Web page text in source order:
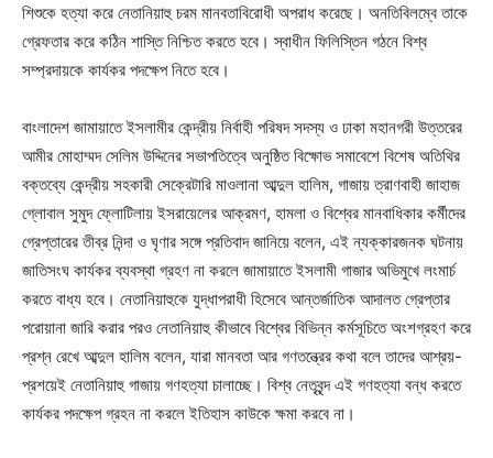
শিশুকে হত্যা করে নেতানিয়াহু চরম মানবতাবিরোধী অপরাধ করেছে। অনতিবিলম্বে তাকে
গ্রেফতার করে কঠিন শাস্তি নিশ্চিত করতে হবে। স্বাধীন ফিলিস্তিন গঠনে বিশ্ব
সম্প্রদায়কে কার্যকর পদক্ষেপ নিতে হবে।
বাংলাদেশ জামায়াতে ইসলামীর কেন্দ্রীয় নির্বাহী পরিষদ সদস্য ও ঢাকা মহানগরী উত্তরের
আমীর মোহাম্মদ সেলিম উদ্দিনের সভাপতিত্বে অনুষ্ঠিত বিক্ষোভ সমাবেশে বিশেষ অতিথির
বক্তব্যে কেন্দ্রীয় সহকারী সেক্রেটারি মাওলানা আব্দুল হালিম, গাজায় ত্রাণবাহী জাহাজ
গ্লোবাল সুমুদ ফ্লোটিলায় ইসরায়েলের আক্রমণ, হামলা ও বিশ্বের মানবাধিকার কর্মীদের
গ্রেপ্তারের তীব্র নিন্দা ও ঘৃণার সঙ্গে প্রতিবাদ জানিয়ে বলেন, এই ন্যক্কারজনক ঘটনায়
জাতিসংঘ কার্যকর ব্যবস্থা গ্রহণ না করলে জামায়াতে ইসলামী গাজার অভিমুখে লংমার্চ
করতে বাধ্য হবে। নেতানিয়াহুকে যুদ্ধাপরাধী হিসেবে আন্তর্জাতিক আদালত গ্রেপ্তার
পরোয়ানা জারি করার পরও নেতানিয়াহু কীভাবে বিশ্বের বিভিন্ন কর্মসূচিতে অংশগ্রহণ করে
প্রশ্ন রেখে আব্দুল হালিম বলেন, যারা মানবতা আর গণতন্ত্রের কথা বলে তাদের আশ্রয়-
প্রশয়েই নেতানিয়াহু গাজায় গণহত্যা চালাচ্ছে। বিশ্ব নেতৃবৃন্দ এই গণহত্যা বন্ধ করতে
কার্যকর পদক্ষেপ গ্রহন না করলে ইতিহাস কাউকে ক্ষমা করবে না।